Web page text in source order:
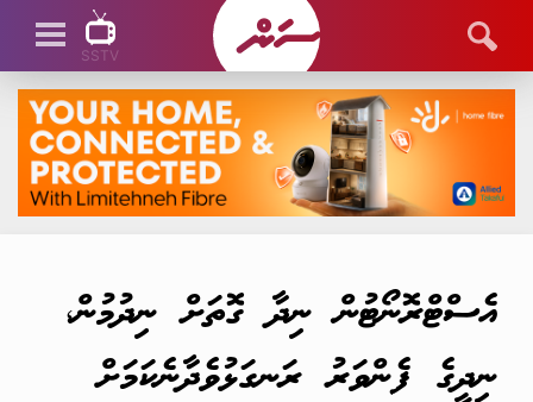
SSTV
SSTV LIVE
އެސްޓްރޮނޯޓުން ނިދާ ގޮތަށް ނިދުމުން،
ނިދީގެ ފެންވަރު ރަނގަޅުވެދާނެކަމަށް